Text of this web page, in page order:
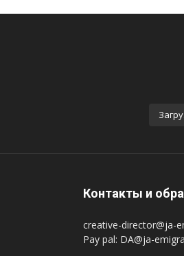
Контакты и
creative-director@ja-
Pay pal: DA@ja-